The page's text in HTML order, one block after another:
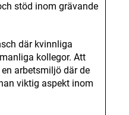
stöd inom grävande
där kvinnliga
kollegor. Att
arbetsmiljö där de
viktig aspekt inom